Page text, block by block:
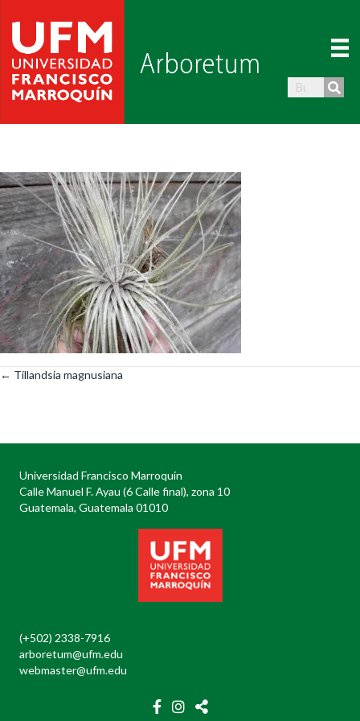
Posts
← Tillandsia magnusiana
Universidad Francisco Marroquín
Calle Manuel F. Ayau (6 Calle final), zona 10
Guatemala, Guatemala 01010
(+502) 2338-7916
arboretum@ufm.edu
webmaster@ufm.edu